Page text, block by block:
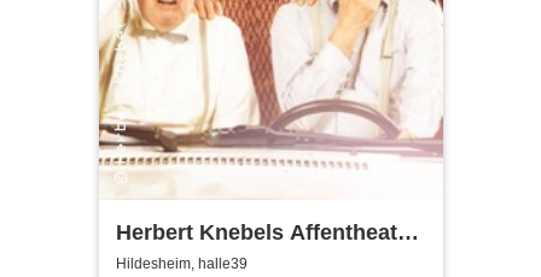
Herbert Knebels Affentheater
- Voll Karacho!
Hildesheim, halle39